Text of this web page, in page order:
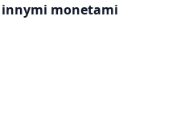
monetami